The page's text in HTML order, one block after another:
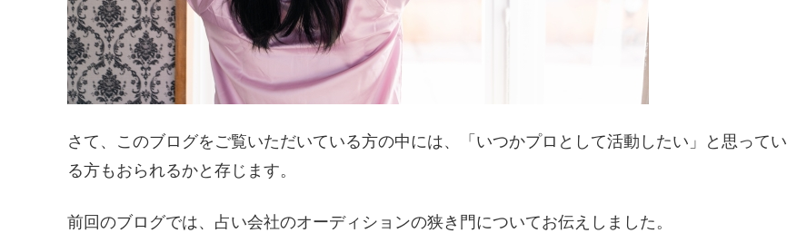
さて、このブログをご覧いただいている方の中には、「いつかプロとして活動したい」と思ってい
る方もおられるかと存じます。
前回のブログでは、占い会社のオーディションの狭き門についてお伝えしました。